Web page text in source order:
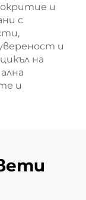
и
с
и
на
и